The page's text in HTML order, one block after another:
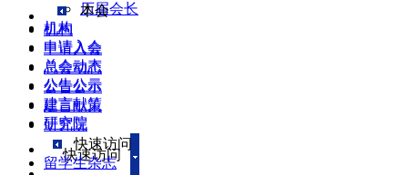
历届会长
机构
申请入会
总会动态
公告公示
建言献策
研究院
快速访问
本会
机构
申请入会
总会动态
公告公示
建言献策
研究院
快速访问
留学生杂志